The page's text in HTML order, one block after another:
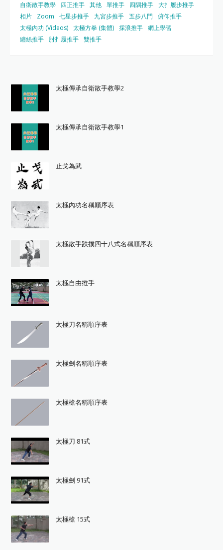
自衛散手教學
四正推手 其他 單推手 四隅推手 大扌履步推手
相片
Zoom 七星步推手 九宮步推手 五步八門
俯仰推手
太極內功 (Videos) 太極方拳 (集體) 採浪推手 網上學習
纏絲推手
肘扌履推手 雙推手
太極傳承自衛散手教學2
太極傳承自衛散手教學1
止戈為武
太極內功名稱順序表
太極散手跌撲四十八式名稱順序表
太極自由推手
太極刀名稱順序表
太極劍名稱順序表
太極槍名稱順序表
太極刀 81式
太極劍 91式
太極槍 15式